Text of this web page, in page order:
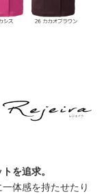
を追求。
体感を持たせたり